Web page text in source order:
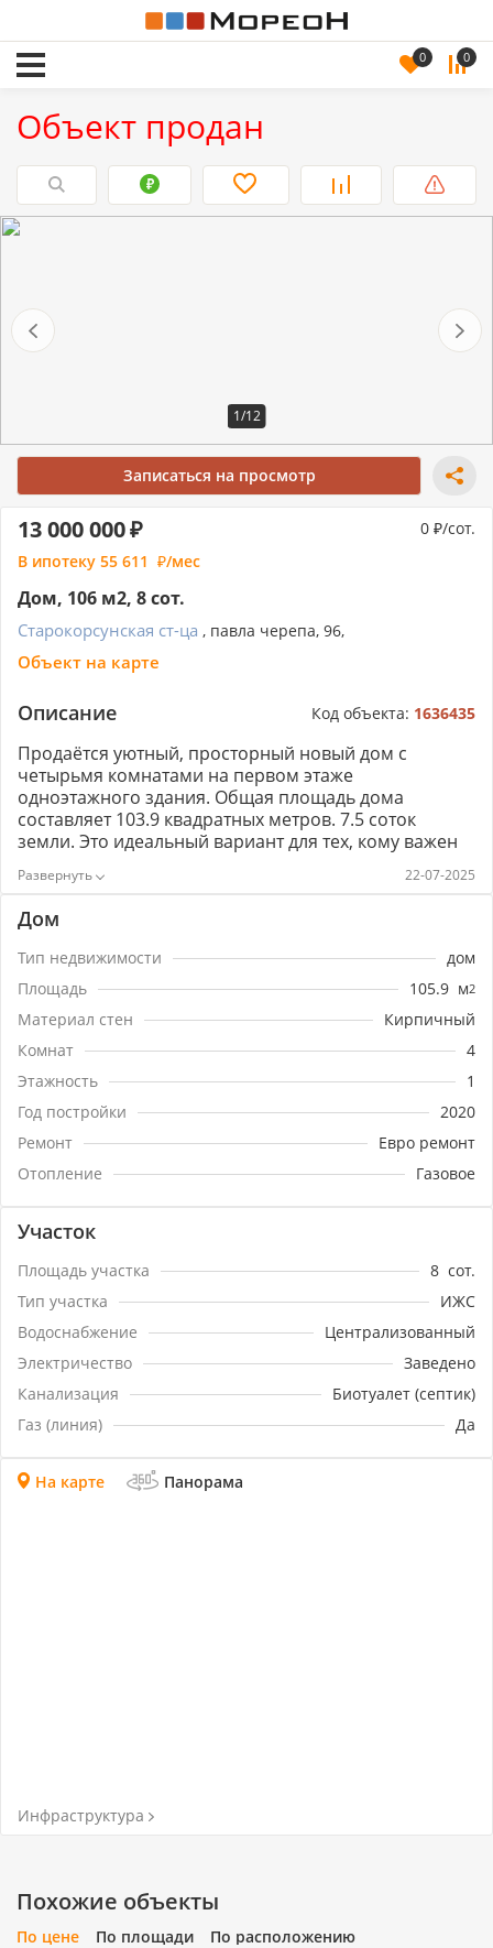
0 0
Объект продан
1/12
Записаться на просмотр
Дом, 106 м2, 8 сот.
Старокорсунская ст-ца , павла черепа, 96,
Объект на карте
13 000 000 0
/сот.
В ипотеку 55 611 /мес
Описание Код объекта: 1636435
Продаётся уютный, просторный новый дом с
четырьмя комнатами на первом этаже
одноэтажного здания. Общая площадь дома
составляет 103.9 квадратных метров. 7.5 соток
земли. Это идеальный вариант для тех, кому важен
современный ремонт, что делает его ещё более
привлекательным. Отличное сочетание цена-
качество делает это предложение особенно
привлекательным для потенциальных покупателей.
Этот дом идеально подойдёт для семей с детьми,
молодых людей, а также будет отличным вариантом
для инвестиций в недвижимость. Если вы ищете
жильё для родителей или пожилых родственников,
то этот вариант также будет идеальным для вас.
Номер объекта: #5/1636435/3069
22-07-2025
Дом
Тип недвижимости
дом
Площадь
105.9 м2
Материал стен
Кирпичный
Комнат
4
Этажность
1
Год постройки
2020
Ремонт
Евро ремонт
Отопление
Газовое
Участок
Площадь участка 8 сот.
Тип участка
ИЖС
Водоснабжение
Централизованный
Электричество
Заведено
Канализация
Биотуалет (септик)
Газ (линия)
Да
На карте Панорама
Инфраструктура
Похожие объекты
По цене По площади По расположению